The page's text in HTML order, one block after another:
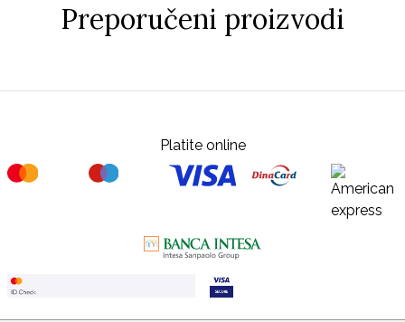
Preporučeni proizvodi
Platite online